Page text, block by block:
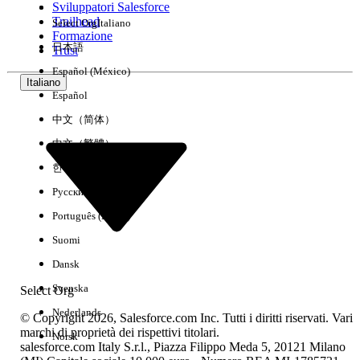
Esperienza
Nessun risultato
Sviluppatori Salesforce
Trailhead
Formazione
Trust
Italiano
Select Org
Select OrgItaliano
日本語
Español (México)
Español
中文（简体）
中文（繁體）
한국어
Русский
Português (Brasil)
Suomi
Dansk
Svenska
Nederlands
Norsk
© Copyright 2026, Salesforce.com Inc. Tutti i diritti riservati. Vari
marchi di proprietà dei rispettivi titolari.
salesforce.com Italy S.r.l., Piazza Filippo Meda 5, 20121 Milano